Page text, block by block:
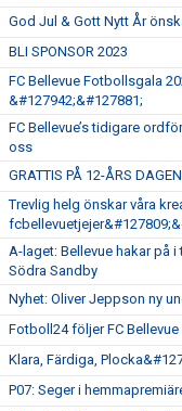
God Jul & Gott Nytt År
BLI SPONSOR 2023
FC Bellevue Fotbollsgala
&#127942;&#127881;
FC Bellevue’s tidigare
oss
GRATTIS PÅ 12-ÅRS
Trevlig helg önskar våra
A-laget: Bellevue hakar på
Södra Sandby
Nyhet: Oliver Jeppson ny
Fotboll24 följer FC Bellevue
Klara, Färdiga,
P07: Seger i